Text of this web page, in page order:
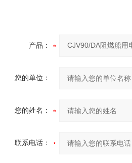
产品：
您的单位：
您的姓名：
联系电话：